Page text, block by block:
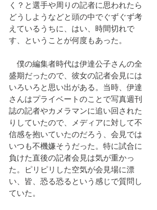
く？と選手や周りの記者に思われたら
どうしようなどと頭の中でぐずぐず考
えているうちに、はい、時間切れで
す、ということが何度もあった。
僕の編集者時代は伊達公子さんの全
盛期だったので、彼女の記者会見には
いろいろと思い出がある。当時、伊達
さんはプライベートのことで写真週刊
誌の記者やカメラマンに追い回された
りしていたので、メディアに対して不
信感を抱いていたのだろう、会見では
いつも不機嫌そうだった。特に試合に
負けた直後の記者会見は気が重かっ
た。ピリピリした空気が会見場に漂
い、皆、恐る恐るという感じで質問し
ていた。